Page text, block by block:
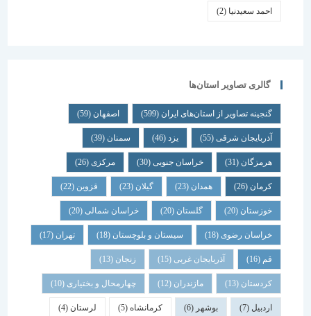
احمد سعیدنیا (2)
گالری تصاویر استان‌ها
گنجینه تصاویر از استان‌های ایران(599) اصفهان (59)
آذربایجان شرقی(55) یزد سمنان (39)
هرمزگان(31) خراسان جنوبی(30) مرکزی (26)
همدان گیلان قزوین
خوزستان(20) گلستان (20) خراسان شمالی(20)
خراسان رضوی(18) سیستان و بلوچستان(18) تهران
آذربایجان غربی(15) زنجان
کردستان(13) مازندران(12) چهارمحال و بختیاری (10)
بوشهر کرمانشاه(5) لرستان (4)